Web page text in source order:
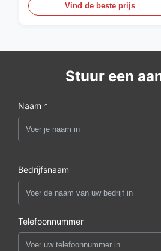
Vind de beste prijs
Stuur een
Naam *
Bedrijfsnaam
Telefoonnummer